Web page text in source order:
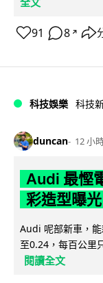
91 8 ↗
科技娛樂 科技
duncan 12 小
Audi 最慳
彩造型曝
Audi 呢部新車，
至0.24，每百公里
閱讀全文